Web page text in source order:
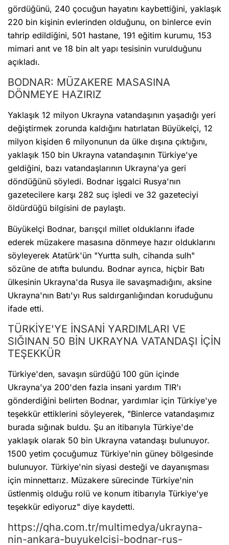
gördüğünü, 240 çocuğun hayatını kaybettiğini, yaklaşık
220 bin kişinin evlerinden olduğunu, on binlerce evin
tahrip edildiğini, 501 hastane, 191 eğitim kurumu, 153
mimari anıt ve 18 bin alt yapı tesisinin vurulduğunu
açıkladı.
BODNAR: MÜZAKERE MASASINA
DÖNMEYE HAZIRIZ
Yaklaşık 12 milyon Ukrayna vatandaşının yaşadığı yeri
değiştirmek zorunda kaldığını hatırlatan Büyükelçi, 12
milyon kişiden 6 milyonunun da ülke dışına çıktığını,
yaklaşık 150 bin Ukrayna vatandaşının Türkiye'ye
geldiğini, bazı vatandaşlarının Ukrayna'ya geri
döndüğünü söyledi. Bodnar işgalci Rusya'nın
gazetecilere karşı 282 suç işledi ve 32 gazeteciyi
öldürdüğü bilgisini de paylaştı.
Büyükelçi Bodnar, barışçıl millet olduklarını ifade
ederek müzakere masasına dönmeye hazır olduklarını
söyleyerek Atatürk'ün "Yurtta sulh, cihanda sulh"
sözüne de atıfta bulundu. Bodnar ayrıca, hiçbir Batı
ülkesinin Ukrayna'da Rusya ile savaşmadığını, aksine
Ukrayna'nın Batı'yı Rus saldırganlığından koruduğunu
ifade etti.
TÜRKİYE'YE İNSANİ YARDIMLARI VE
SIĞINAN 50 BİN UKRAYNA VATANDAŞI İÇİN
TEŞEKKÜR
Türkiye'den, savaşın sürdüğü 100 gün içinde
Ukrayna'ya 200'den fazla insani yardım TIR'ı
gönderdiğini belirten Bodnar, yardımlar için Türkiye'ye
teşekkür ettiklerini söyleyerek, "Binlerce vatandaşımız
burada sığınak buldu. Şu an itibarıyla Türkiye'de
yaklaşık olarak 50 bin Ukrayna vatandaşı bulunuyor.
1500 yetim çocuğumuz Türkiye'nin güney bölgesinde
bulunuyor. Türkiye'nin siyasi desteği ve dayanışması
için minnettarız. Müzakere sürecinde Türkiye'nin
üstlenmiş olduğu rolü ve konum itibarıyla Türkiye'ye
teşekkür ediyoruz" diye kaydetti.
https://qha.com.tr/multimedya/ukrayna-
nin-ankara-buyukelcisi-bodnar-rus-